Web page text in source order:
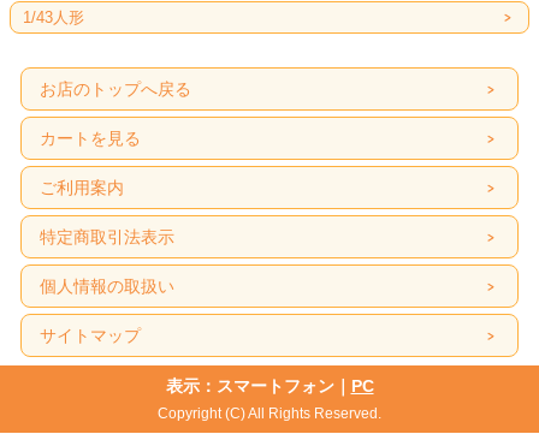
1/43人形
お店のトップへ戻る
カートを見る
ご利用案内
特定商取引法表示
個人情報の取扱い
サイトマップ
表示：スマートフォン｜ PC
Copyright (C) All Rights Reserved.